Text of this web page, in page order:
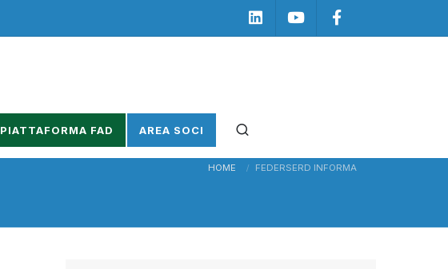
Linkedin Youtube
PIATTAFORMA FAD AREA SOCI
HOME FEDERSERD INFORMA